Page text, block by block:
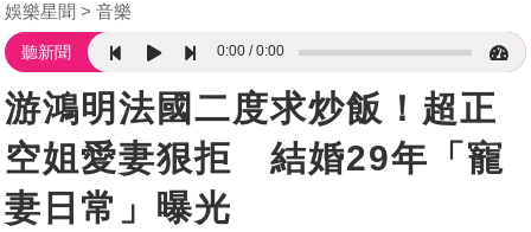
娛樂星聞 音樂
聽新聞 0:00 0:00
游鴻明法國二度求炒飯！超正
空姐愛妻狠拒 結婚29年「寵
妻日常」曝光